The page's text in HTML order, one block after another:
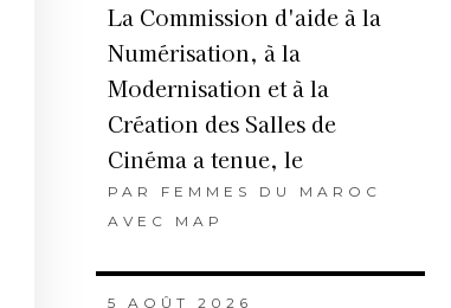
La Commission d'aide à la
Numérisation, à la
Modernisation et à la
Création des Salles de
Cinéma a tenue, le
PAR FEMMES DU MAROC
AVEC MAP
5 AOÛT 2026